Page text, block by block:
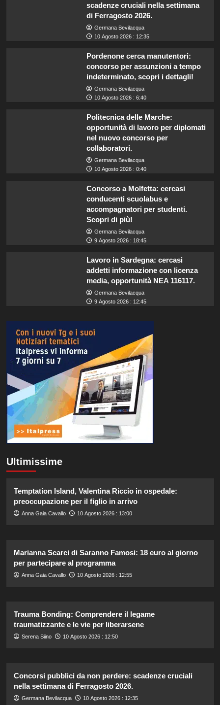
scadenze cruciali nella settimana
di Ferragosto 2026.
Germana Bevilacqua
10 Agosto 2026 : 12:35
Pordenone cerca manutentori:
concorso per assunzioni a tempo
indeterminato, scopri i dettagli!
Germana Bevilacqua
10 Agosto 2026 : 6:40
Politecnica delle Marche:
opportunità di lavoro per diplomati
nel nuovo concorso per
collaboratori.
Germana Bevilacqua
10 Agosto 2026 : 0:40
Concorso a Molfetta: cercasi
conducenti scuolabus e
accompagnatori per studenti.
Scopri di più!
Germana Bevilacqua
9 Agosto 2026 : 18:45
Lavoro in Sardegna: cercasi
addetti informazione con licenza
media, opportunità NEA 116117.
Germana Bevilacqua
9 Agosto 2026 : 12:45
Ultimissime
Temptation Island, Valentina Riccio in ospedale:
preoccupazione per il figlio in arrivo
Anna Gaia Cavallo 10 Agosto 2026 : 13:00
Marianna Scarci di Saranno Famosi: 18 euro al giorno
per partecipare al programma
Anna Gaia Cavallo 10 Agosto 2026 : 12:55
Trauma Bonding: Comprendere il legame
traumatizzante e le vie per liberarsene
Serena Siino 10 Agosto 2026 : 12:50
Concorsi pubblici da non perdere: scadenze cruciali
nella settimana di Ferragosto 2026.
Germana Bevilacqua 10 Agosto 2026 : 12:35